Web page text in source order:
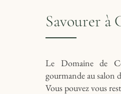
Savourer à
Le Domaine de
gourmande au salon
Vous pouvez vous